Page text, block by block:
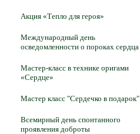
Акция «Тепло для героя»
Международный день
осведомленности о пороках сердца
Мастер-класс в технике оригами
«Сердце»
Мастер класс "Сердечко в подарок"
Всемирный день спонтанного
проявления доброты